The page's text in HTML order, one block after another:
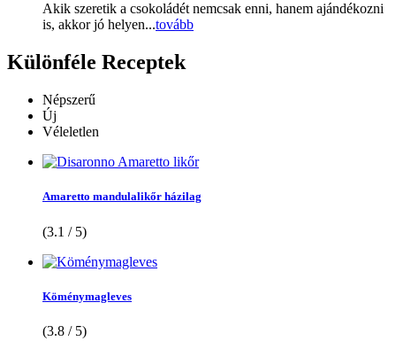
Akik szeretik a csokoládét nemcsak enni, hanem ajándékozni
is, akkor jó helyen...tovább
Különféle Receptek
Népszerű
Új
Véleletlen
Amaretto mandulalikőr házilag
(3.1 / 5)
Köménymagleves
(3.8 / 5)